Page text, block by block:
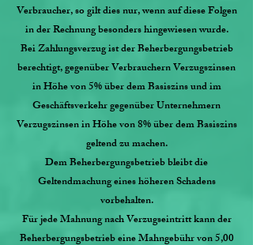
Verbraucher, so gilt dies nur, wenn auf diese Folgen
in der Rechnung besonders hingewiesen wurde.
Bei Zahlungsverzug ist der Beherbergungsbetrieb
berechtigt, gegenüber Verbrauchern Verzugszinsen
in Höhe von 5% über dem Basiszins und im
Geschäftsverkehr gegenüber Unternehmern
Verzugszinsen in Höhe von 8% über dem Basiszins
geltend zu machen.
Dem Beherbergungsbetrieb bleibt die
Geltendmachung eines höheren Schadens
vorbehalten.
Für jede Mahnung nach Verzugseintritt kann der
Beherbergungsbetrieb eine Mahngebühr von 5,00